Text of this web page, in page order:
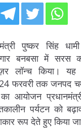
पुष्कर सिंह
बनबसा में सरस
लॉन्च किया।
फरवरी तक जनपद
का आयोजन
पर्यटन को
रूप देते हुए किया